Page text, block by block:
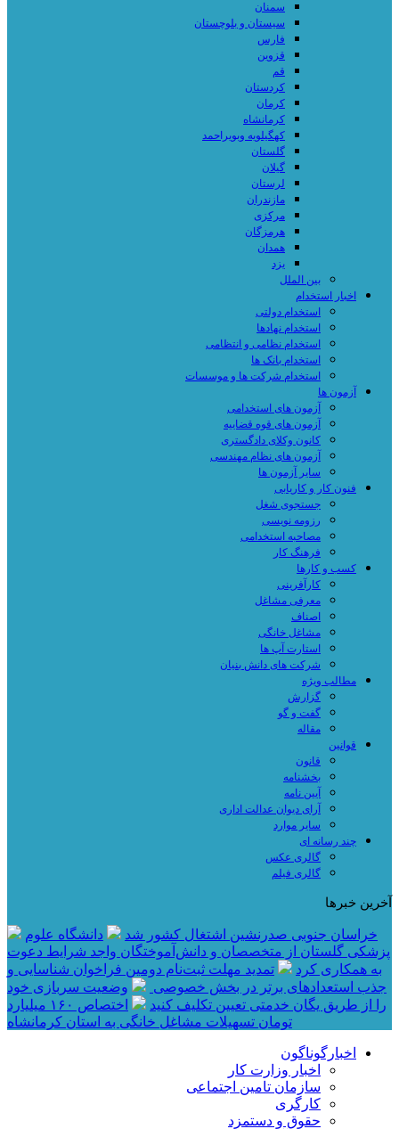
سمنان
سیستان و بلوچستان
فارس
قزوین
قم
کردستان
کرمان
کرمانشاه
کهگیلویه وبویراحمد
گلستان
گیلان
لرستان
مازندران
مرکزی
هرمزگان
همدان
یزد
بین الملل
اخبار استخدام
استخدام دولتی
استخدام نهادها
استخدام نظامی و انتظامی
استخدام بانک ها
استخدام شرکت ها و موسسات
آزمون ها
آزمون های استخدامی
آزمون های قوه قضاییه
کانون وکلای دادگستری
آزمون های نظام مهندسی
سایر آزمون ها
فنون کار و کاریابی
جستجوی شغل
رزومه نویسی
مصاحبه استخدامی
فرهنگ کار
کسب و کارها
کارآفرینی
معرفی مشاغل
اصناف
مشاغل خانگی
استارت آپ ها
شرکت های دانش بنیان
مطالب ویژه
گزارش
گفت و گو
مقاله
قوانین
قانون
بخشنامه
آیین نامه
آرای دیوان عدالت اداری
سایر موارد
چند رسانه ای
گالری عکس
گالری فیلم
آخرین خبرها
خراسان جنوبی صدرنشین اشتغال کشور شد
دانشگاه علوم
پزشکی گلستان از متخصصان و دانش‌آموختگان واجد شرایط دعوت
به همکاری کرد
تمدید مهلت ثبت‌نام دومین فراخوان شناسایی و
جذب استعدادهای برتر در بخش خصوصی
وضعیت سربازی خود
را از طریق یگان خدمتی تعیین تکلیف کنید
اختصاص ۱۶۰ میلیارد
تومان تسهیلات مشاغل خانگی به استان کرمانشاه
اخبارگوناگون
اخبار وزارت کار
سازمان تامین اجتماعی
کارگری
حقوق و دستمزد